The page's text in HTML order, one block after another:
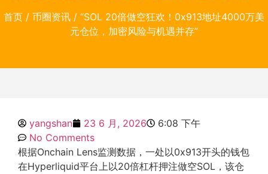
首页 / 币圈资讯 / “SOL 20倍做空狂欢！0x913地址4000万美
元仓位，加密风险与机遇并存”
yangshan 23 6 月, 2026
6:08 下午
No Comments
根据Onchain Lens监测数据，一处以0x913开头的钱包
在Hyperliquid平台上以20倍杠杆押注做空SOL，该仓